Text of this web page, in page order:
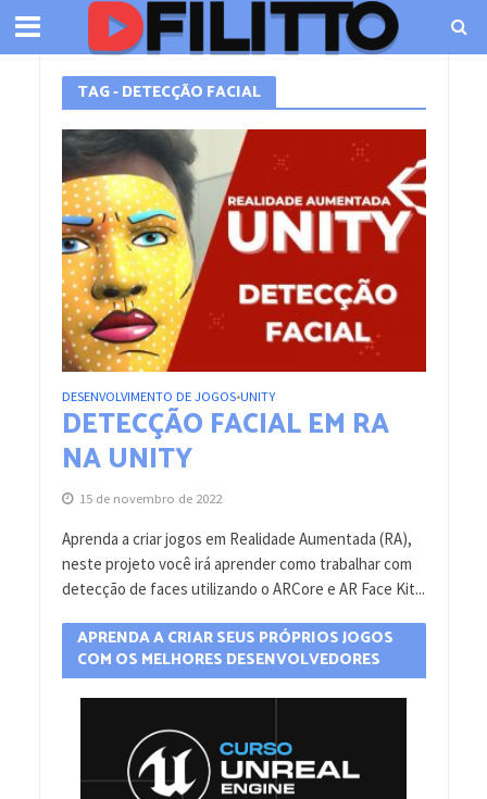
TAG - DETECÇÃO FACIAL
DESENVOLVIMENTO DE JOGOS•UNITY
DETECÇÃO FACIAL EM RA
NA UNITY
15 de novembro de 2022
Aprenda a criar jogos em Realidade Aumentada (RA),
neste projeto você irá aprender como trabalhar com
detecção de faces utilizando o ARCore e AR Face Kit...
APRENDA A CRIAR SEUS PRÓPRIOS JOGOS
COM OS MELHORES DESENVOLVEDORES